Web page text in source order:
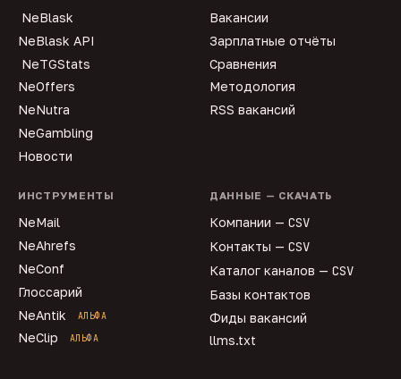
NeBlask
NeBlask API
NeTGStats
NeOffers
NeNutra
NeGambling
Новости
Вакансии
Зарплатные отчёты
Сравнения
Методология
RSS вакансий
ИНСТРУМЕНТЫ
NeMail
NeAhrefs
NeConf
Глоссарий
NeAntik
АЛЬФА
NeClip АЛЬФА
ДАННЫЕ — СКАЧАТЬ
Компании — CSV
Контакты — CSV
Каталог каналов — CSV
Базы контактов
Фиды вакансий
llms.txt